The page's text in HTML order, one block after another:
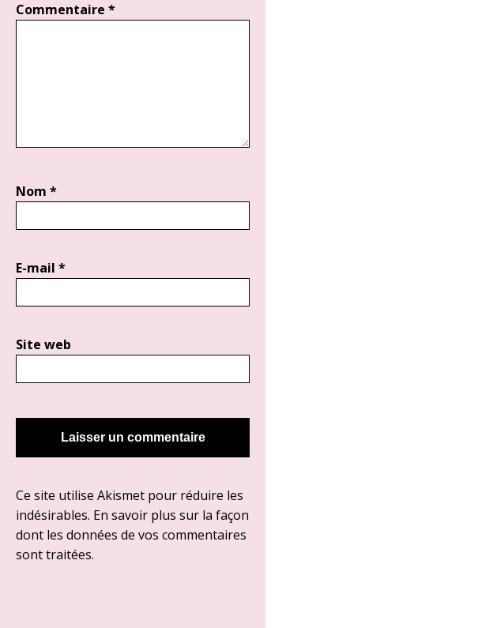
Commentaire *
Nom *
E-mail *
Site web
Ce site utilise Akismet pour réduire les
indésirables. En savoir plus sur la façon
dont les données de vos commentaires
sont traitées.